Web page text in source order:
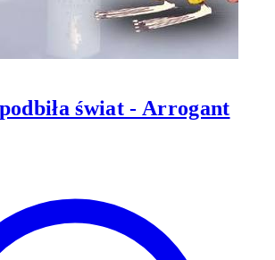
świat - Arrogant